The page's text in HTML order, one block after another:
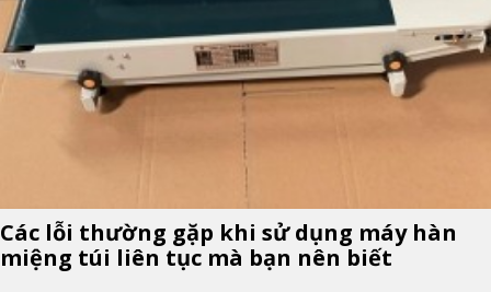
Các lỗi thường gặp khi sử dụng máy hàn
miệng túi liên tục mà bạn nên biết